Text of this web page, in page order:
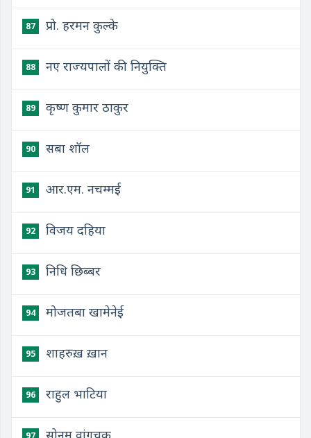
87 प्रो. हरमन कुल्के
88 नए राज्यपालों की नियुक्ति
89 कृष्ण कुमार ठाकुर
90 सबा शॉल
91 आर.एम. नचम्मई
92 विजय दहिया
93 निधि छिब्बर
94 मोजतबा खामेनेई
95 शाहरुख़ ख़ान
96 राहुल भाटिया
सोनम वांगचुक